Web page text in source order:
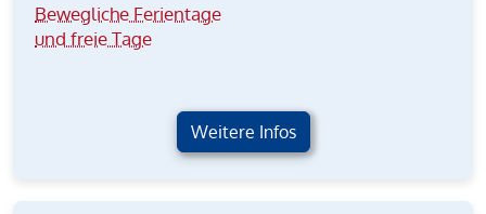
Bewegliche Ferientage
und freie Tage
Weitere Infos